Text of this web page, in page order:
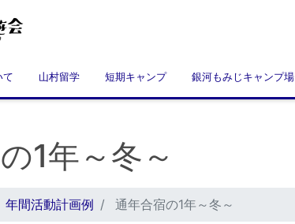
て 山村留学 短期キャンプ 銀河もみじキャンプ場
1年～冬～
年間活動計画例 通年合宿の1年～冬～